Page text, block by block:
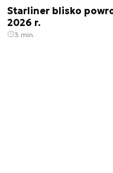
Starliner blisko
2026 r.
3 min.